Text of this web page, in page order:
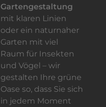
Gartengestaltung
mit klaren Linien
oder ein naturnaher
Garten mit viel
Raum für Insekten
und Vögel – wir
gestalten Ihre grüne
Oase so, dass Sie sich
in jedem Moment